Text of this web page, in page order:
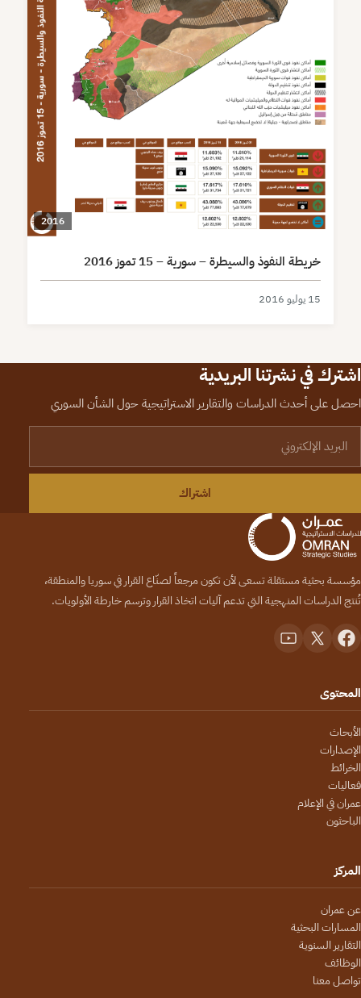
2016
خريطة النفوذ والسيطرة – سورية – 15 تموز 2016
15 يوليو 2016
اشترك في نشرتنا البريدية
احصل على أحدث الدراسات والتقارير الاستراتيجية حول الشأن السوري
اشتراك
مؤسسة بحثية مستقلة تسعى لأن تكون مرجعاً لصنّاع القرار في سوريا والمنطقة،
تُنتج الدراسات المنهجية التي تدعم آليات اتخاذ القرار وترسم خارطة الأولويات.
المحتوى
الأبحاث
الإصدارات
الخرائط
فعاليات
عمران في الإعلام
الباحثون
المركز
عن عمران
المسارات البحثية
التقارير السنوية
الوظائف
تواصل معنا